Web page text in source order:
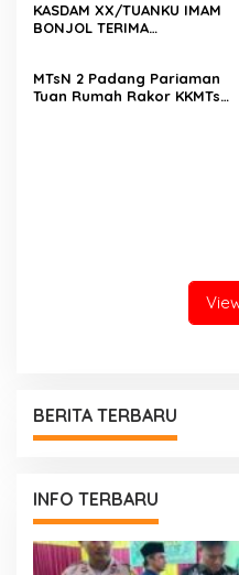
KASDAM XX/TUANKU IMAM
BONJOL TERIMA
GUSMAN, S.E., M.B.A., DI
MAKODAM
MTsN 2 Padang Pariaman
Tuan Rumah Rakor KKMTs
BERITA TERBARU
INFO TERBARU